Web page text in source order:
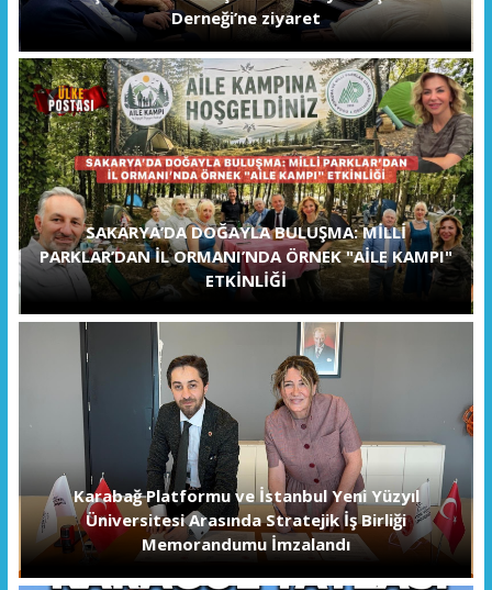
Derneği’ne ziyaret
SAKARYA’DA DOĞAYLA BULUŞMA: MİLLİ
PARKLAR’DAN İL ORMANI’NDA ÖRNEK "AİLE KAMPI"
ETKİNLİĞİ
Karabağ Platformu ve İstanbul Yeni Yüzyıl
Üniversitesi Arasında Stratejik İş Birliği
Memorandumu İmzalandı